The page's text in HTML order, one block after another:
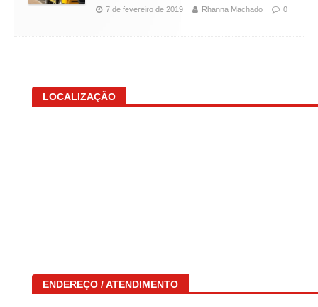
7 de fevereiro de 2019 Rhanna Machado 0
LOCALIZAÇÃO
ENDEREÇO / ATENDIMENTO